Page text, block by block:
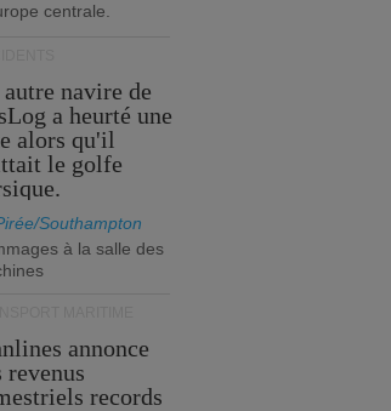
centrale.
navire de
a heurté une
alors qu'il
le golfe
Southampton
à la salle des
annonce
revenus
records